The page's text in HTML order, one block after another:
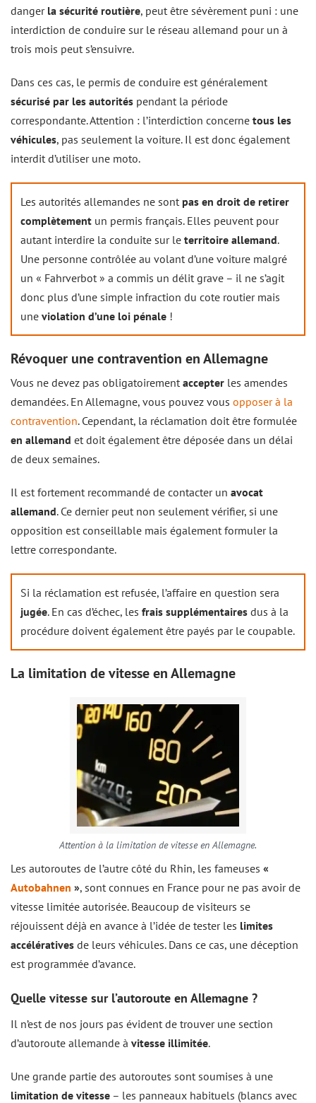
danger la sécurité routière, peut être sévèrement puni : une
interdiction de conduire sur le réseau allemand pour un à
trois mois peut s’ensuivre.
Dans ces cas, le permis de conduire est généralement
sécurisé par les autorités pendant la période
correspondante. Attention : l’interdiction concerne tous les
véhicules, pas seulement la voiture. Il est donc également
interdit d’utiliser une moto.
Les autorités allemandes ne sont pas en droit de retirer
complètement un permis français. Elles peuvent pour
autant interdire la conduite sur le territoire allemand.
Une personne contrôlée au volant d’une voiture malgré
un « Fahrverbot » a commis un délit grave – il ne s’agit
donc plus d’une simple infraction du cote routier mais
une violation d’une loi pénale !
Révoquer une contravention en Allemagne
Vous ne devez pas obligatoirement accepter les amendes
demandées. En Allemagne, vous pouvez vous opposer à la
contravention. Cependant, la réclamation doit être formulée
en allemand et doit également être déposée dans un délai
de deux semaines.
Il est fortement recommandé de contacter un avocat
allemand. Ce dernier peut non seulement vérifier, si une
opposition est conseillable mais également formuler la
lettre correspondante.
Si la réclamation est refusée, l’affaire en question sera
jugée. En cas d’échec, les frais supplémentaires dus à la
procédure doivent également être payés par le coupable.
La limitation de vitesse en Allemagne
Attention à la limitation de vitesse en Allemagne.
Les autoroutes de l’autre côté du Rhin, les fameuses «
Autobahnen », sont connues en France pour ne pas avoir de
vitesse limitée autorisée. Beaucoup de visiteurs se
réjouissent déjà en avance à l’idée de tester les limites
accélératives de leurs véhicules. Dans ce cas, une déception
est programmée d’avance.
Quelle vitesse sur l’autoroute en Allemagne ?
Il n’est de nos jours pas évident de trouver une section
d’autoroute allemande à vitesse illimitée.
Une grande partie des autoroutes sont soumises à une
limitation de vitesse – les panneaux habituels (blancs avec